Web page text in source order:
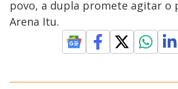
y
V
povo, a dupla promete agitar o
Arena Itu.